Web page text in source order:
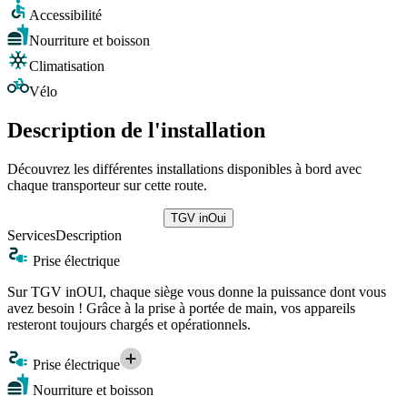
Accessibilité
Nourriture et boisson
Climatisation
Vélo
Description de l'installation
Découvrez les différentes installations disponibles à bord avec
chaque transporteur sur cette route.
TGV inOui
ServicesDescription
Prise électrique
Sur TGV inOUI, chaque siège vous donne la puissance dont vous
avez besoin ! Grâce à la prise à portée de main, vos appareils
resteront toujours chargés et opérationnels.
Prise électrique
Nourriture et boisson